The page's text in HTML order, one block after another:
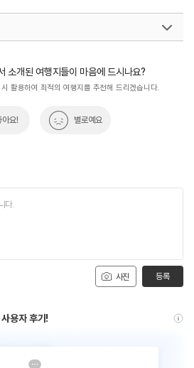
소개된 여행지들이 마음에 드시나요?
활용하여 최적의 여행지를 추천해 드리겠습니다.
아요! 별로예요
사진 등록
용자 후기!